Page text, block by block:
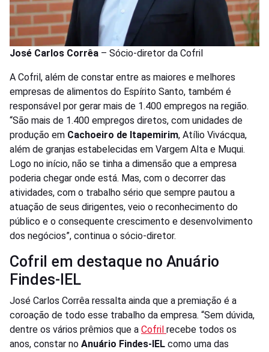
José Carlos Corrêa – Sócio-diretor da Cofril
A Cofril, além de constar entre as maiores e melhores
empresas de alimentos do Espírito Santo, também é
responsável por gerar mais de 1.400 empregos na região.
“São mais de 1.400 empregos diretos, com unidades de
produção em Cachoeiro de Itapemirim, Atílio Vivácqua,
além de granjas estabelecidas em Vargem Alta e Muqui.
Logo no início, não se tinha a dimensão que a empresa
poderia chegar onde está. Mas, com o decorrer das
atividades, com o trabalho sério que sempre pautou a
atuação de seus dirigentes, veio o reconhecimento do
público e o consequente crescimento e desenvolvimento
dos negócios”, continua o sócio-diretor.
Cofril em destaque no Anuário
Findes-IEL
José Carlos Corrêa ressalta ainda que a premiação é a
coroação de todo esse trabalho da empresa. “Sem dúvida,
dentre os vários prêmios que a Cofril recebe todos os
anos, constar no Anuário Findes-IEL como uma das